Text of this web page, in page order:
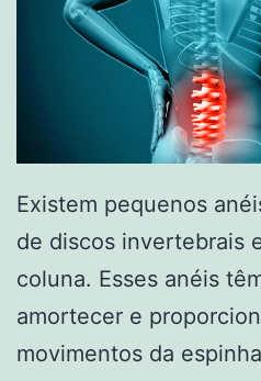
Existem pequenos
de discos invertebrais
coluna. Esses anéis
amortecer e
movimentos da